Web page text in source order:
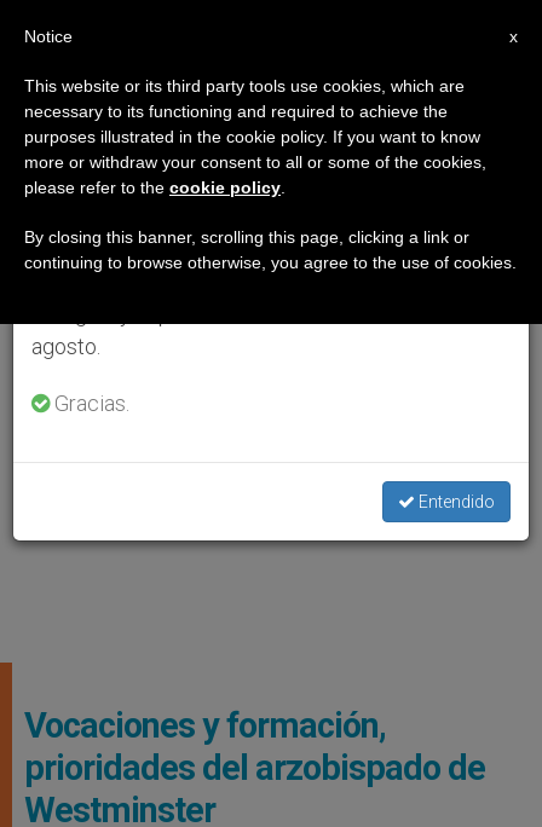
Vocaciones y formación,
prioridades del arzobispado de
Westminster
×
Aviso importante
Del 27 de julio al 7 de agosto haremos la pausa
anual, aprovechando que en el periodo de verano
se generan menos informaciones y también el
agosto.
Gracias.
Entendido
x
Notice
This website or its third party tools use cookies, which are
necessary to its functioning and required to achieve the
purposes illustrated in the cookie policy. If you want to know
more or withdraw your consent to all or some of the cookies,
please refer to the cookie policy
By closing this banner, scrolling this page, clicking a link or
continuing to browse otherwise, you agree to the use of cookies.